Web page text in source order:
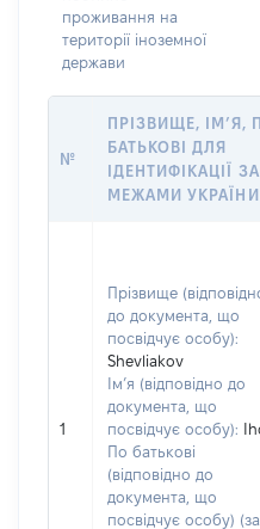
проживання на
території іноземної
держави
№
ПРІЗВИЩЕ, ІМ’Я,
БАТЬКОВІ ДЛЯ
ІДЕНТИФІКАЦІЇ ЗА
МЕЖАМИ УКРАЇНИ
1
Прізвище
до документа, що
посвідчує особу):
Shevliakov
Ім’я (відповідно до
документа, що
посвідчує особу):
По батькові
(відповідно до
документа, що
посвідчує особу) (за